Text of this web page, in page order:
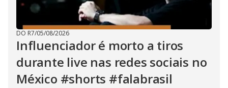
DO R7/05/08/2026
Influenciador é morto a tiros
durante live nas redes sociais no
México #shorts #falabrasil